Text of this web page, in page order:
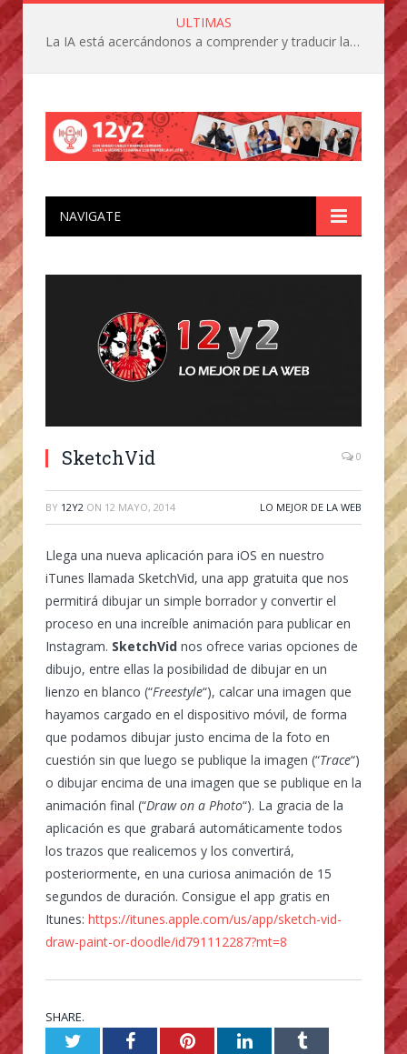
ULTIMAS
La IA está acercándonos a comprender y traducir las vocalizaciones y comportamientos de nuestras mascotas
NAVIGATE
SketchVid 0
BY 12Y2 ON 12 MAYO, 2014 LO MEJOR DE LA WEB
Llega una nueva aplicación para iOS en nuestro
iTunes llamada SketchVid, una app gratuita que nos
permitirá dibujar un simple borrador y convertir el
proceso en una increíble animación para publicar en
Instagram. SketchVid nos ofrece varias opciones de
dibujo, entre ellas la posibilidad de dibujar en un
lienzo en blanco (“Freestyle“), calcar una imagen que
hayamos cargado en el dispositivo móvil, de forma
que podamos dibujar justo encima de la foto en
cuestión sin que luego se publique la imagen (“Trace“)
o dibujar encima de una imagen que se publique en la
animación final (“Draw on a Photo“). La gracia de la
aplicación es que grabará automáticamente todos
los trazos que realicemos y los convertirá,
posteriormente, en una curiosa animación de 15
segundos de duración. Consigue el app gratis en
Itunes: https://itunes.apple.com/us/app/sketch-vid-
draw-paint-or-doodle/id791112287?mt=8
SHARE.
TwitterFacebookPinterestLinkedInTumblr